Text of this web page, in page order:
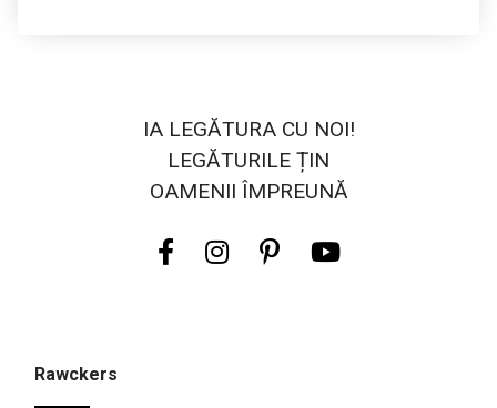
IA LEGĂTURA CU NOI!
LEGĂTURILE ȚIN
OAMENII ÎMPREUNĂ
Rawckers